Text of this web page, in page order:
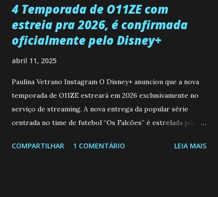
4 Temporada de O11ZE com
estreia pra 2026, é confirmada
oficialmente pelo Disney+
abril 11, 2025
Paulina Vetrano Instagram O Disney+ anunciou que a nova
temporada de O11ZE estreará em 2026 exclusivamente no
serviço de streaming. A nova entrega da popular série
centrada no time de futebol “Os Falcões” é estrelada por
Brum (Dedé), que voltam a interpretar seus personagens
COMPARTILHAR 1 COMENTÁRIO LEIA MAIS